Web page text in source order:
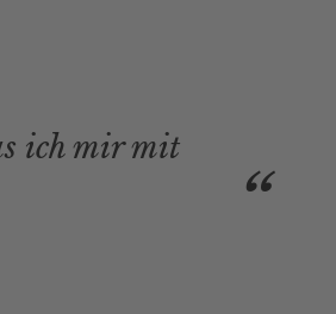
ich mir mit